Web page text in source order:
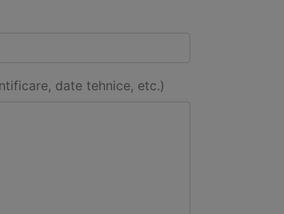
date tehnice, etc.)